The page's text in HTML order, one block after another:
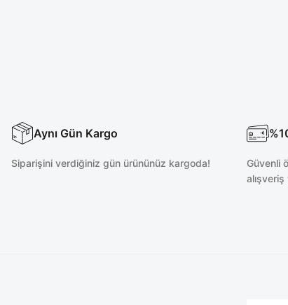
Aynı Gün Kargo
Siparişini verdiğiniz gün ürününüz kargoda!
Güvenli
alışveriş